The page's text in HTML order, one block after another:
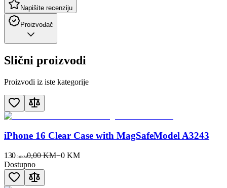
Napišite recenziju
Proizvođač
Slični proizvodi
Proizvodi iz iste kategorije
iPhone 16 Clear Case with MagSafeModel A3243
130 00KM0,00 KM−0 KM
Dostupno